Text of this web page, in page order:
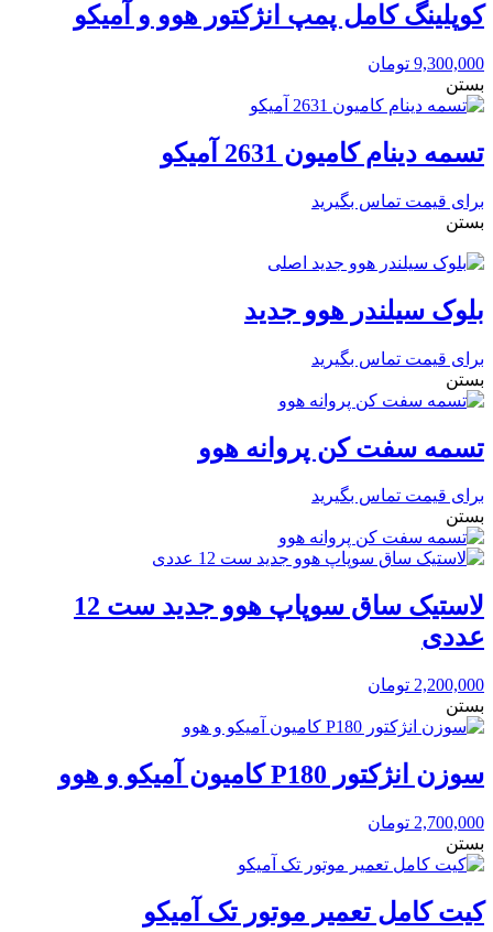
کوپلینگ کامل پمپ انژکتور هوو و آمیکو
9,300,000 تومان
بستن
تسمه دینام کامیون 2631 آمیکو
برای قیمت تماس بگیرید
بستن
بلوک سیلندر هوو جدید
برای قیمت تماس بگیرید
بستن
تسمه سفت کن پروانه هوو
برای قیمت تماس بگیرید
بستن
لاستیک ساق سوپاپ هوو جدید ست 12
عددی
2,200,000 تومان
بستن
سوزن انژکتور P180 کامیون آمیکو و هوو
2,700,000 تومان
بستن
کیت کامل تعمیر موتور تک آمیکو